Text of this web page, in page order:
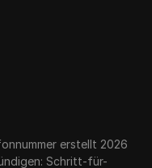
erstellt 2026
Schritt-für-